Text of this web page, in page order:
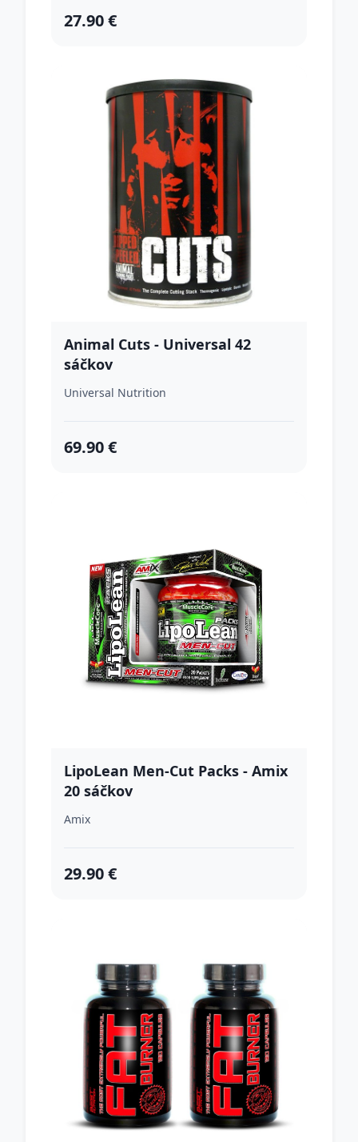
27.90 €
Animal Cuts - Universal 42
sáčkov
Universal Nutrition
69.90 €
LipoLean Men-Cut Packs - Amix
20 sáčkov
Amix
29.90 €